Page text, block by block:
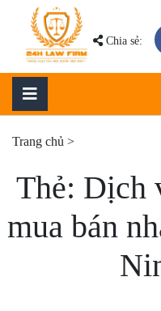
content
Chia sẻ:
Trang chủ >
Thẻ: Dịch
mua bán